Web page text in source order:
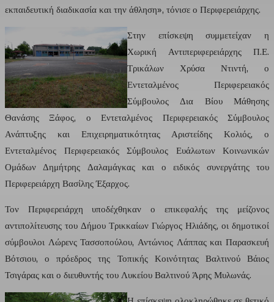
εκπαιδευτική διαδικασία και την άθληση», τόνισε ο Περιφερειάρχης.
Στην επίσκεψη συμμετείχαν η
Χωρική Αντιπεριφερειάρχης Π.Ε.
Τρικάλων Χρύσα Ντιντή, ο
Εντεταλμένος Περιφερειακός
Σύμβουλος Δια Βίου Μάθησης
Θανάσης Ξάφος, ο Εντεταλμένος Περιφερειακός Σύμβουλος
Ανάπτυξης και Επιχειρηματικότητας Αριστείδης Κολιός, ο
Εντεταλμένος Περιφερειακός Σύμβουλος Ευάλωτων Κοινωνικών
Ομάδων Δημήτρης Δαλαμάγκας και ο ειδικός συνεργάτης του
Περιφερειάρχη Βασίλης Έξαρχος.
Τον Περιφερειάρχη υποδέχθηκαν ο επικεφαλής της μείζονος
αντιπολίτευσης του Δήμου Τρικκαίων Γιώργος Ηλιάδης, οι δημοτικοί
σύμβουλοι Λώρενς Τασσοπούλου, Αντώνιος Λάππας και Παρασκευή
Βότσιου, ο πρόεδρος της Τοπικής Κοινότητας Βαλτινού Βάιος
Τσιγάρας και ο διευθυντής του Λυκείου Βαλτινού Άρης Μυλωνάς.